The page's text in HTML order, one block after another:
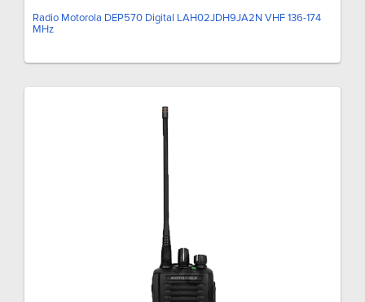
Radio Motorola DEP570 Digital LAH02JDH9JA2N VHF 136-174
MHz